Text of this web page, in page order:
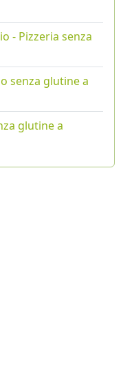
- Pizzeria senza
senza glutine a
glutine a